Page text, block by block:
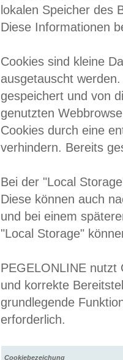
lokalen Speicher des
Diese Informationen
Cookies sind kleine
ausgetauscht
gespeichert und von
genutzten
Cookies durch eine
verhindern. Bereits
Bei der "Local
Diese können auch
und bei einem
"Local Storage"
PEGELONLINE nutzt
und korrekte
grundlegende
erforderlich.
Cookiebezeichung